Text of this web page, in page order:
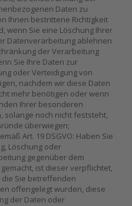
Daten zu
Ihnen bestrittene Richtigkeit
wenn Sie eine Löschung Ihrer
Datenverarbeitung ablehnen
der Verarbeitung
Sie Ihre Daten zur
oder Verteidigung von
nachdem wir diese Daten
mehr benötigen oder wenn
Ihrer besonderen
solange noch nicht feststeht,
überwiegen;
Art. 19 DSGVO: Haben Sie
Löschung oder
gegenüber dem
ist dieser verpflichtet,
Sie betreffenden
offengelegt wurden, diese
der Daten oder